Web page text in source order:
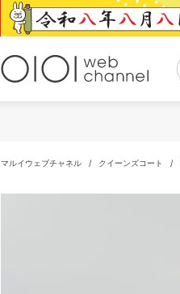
マルイウェブチャネル / クイーンズコート /